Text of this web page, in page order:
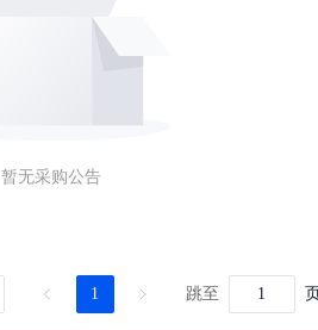
暂无采购公告
1